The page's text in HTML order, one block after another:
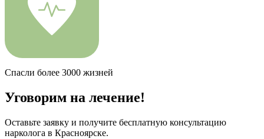
Спасли более 3000 жизней
Уговорим на лечение!
Оставьте заявку и получите бесплатную консультацию
нарколога в Красноярске.